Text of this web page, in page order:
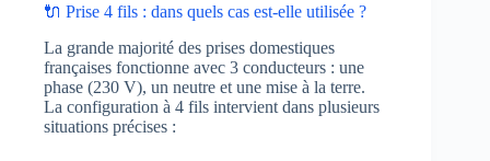
🔌 Prise 4 fils : dans quels cas est-elle utilisée ?
La grande majorité des prises domestiques
françaises fonctionne avec 3 conducteurs : une
phase (230 V), un neutre et une mise à la terre.
La configuration à 4 fils intervient dans plusieurs
situations précises :